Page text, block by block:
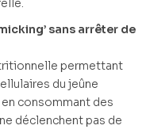
sans arrêter de
permettant
du jeûne
consommant des
déclenchent pas de